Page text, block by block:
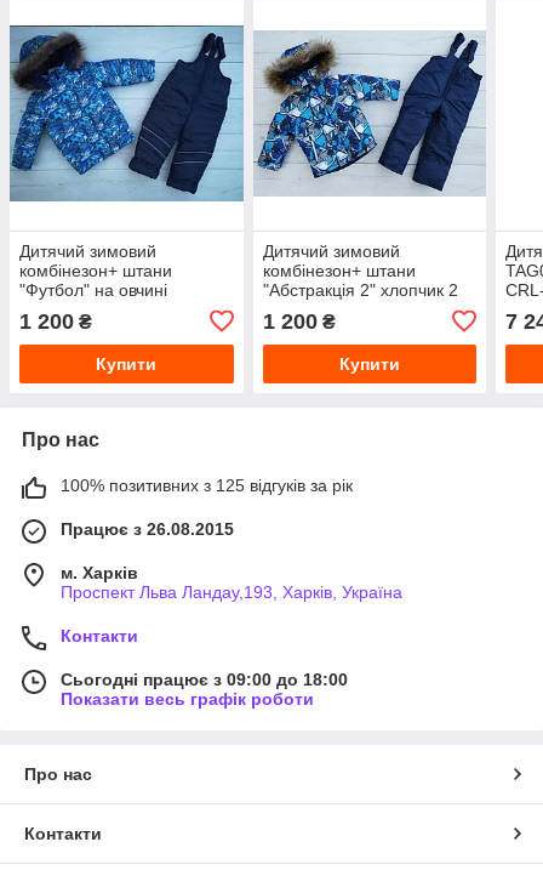
Дитячий зимовий
комбінезон+ штани
"Футбол" на овчині
1 200 ₴
Купити
Дитячий зимовий
комбінезон+ штани
"Абстракція 2" хлопчик 2
1 200₴
Купити
7
Про нас
100% позитивних з 125 відгуків за рік
Працює з 26.08.2015
м. Харків
Проспект Льва Ландау,193, Харків, Україна
Контакти
Сьогодні працює з 09:00 до 18:00
Показати весь графік роботи
Про нас
Контакти